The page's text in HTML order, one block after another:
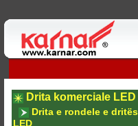
Drita komerciale LED
Drita e rondele e dritës
LED